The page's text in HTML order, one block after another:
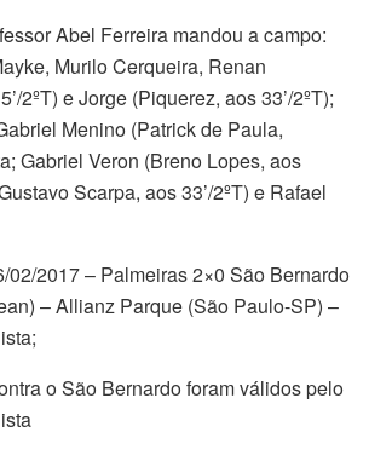
Abel Ferreira mandou a campo:
Murilo Cerqueira, Renan
2ºT) e Jorge (Piquerez, aos 33’/2ºT);
Menino (Patrick de Paula,
Gabriel Veron (Breno Lopes, aos
Scarpa, aos 33’/2ºT) e Rafael
02/2017 – Palmeiras 2×0 São Bernardo
– Allianz Parque (São Paulo-SP) –
o São Bernardo foram válidos pelo